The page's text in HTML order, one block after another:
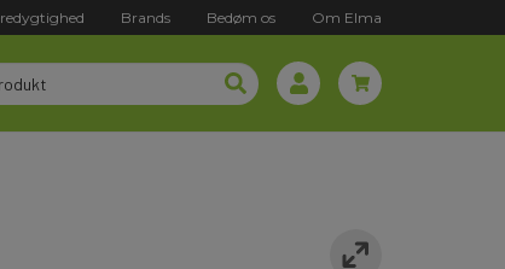
Brands Bedøm os Om Elma